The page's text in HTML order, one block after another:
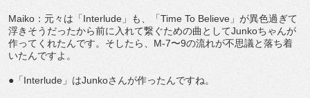
Maiko：元々は「Interlude」も、「Time To Believe」が異色過ぎて
浮きそうだったから前に入れて繋ぐための曲としてJunkoちゃんが
作ってくれたんです。そしたら、M-7〜9の流れが不思議と落ち着
いたんですよ。
●「Interlude」はJunkoさんが作ったんですね。